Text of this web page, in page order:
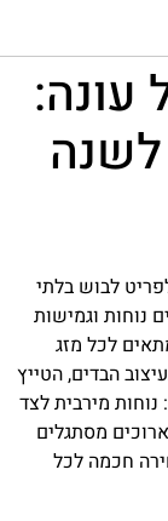
עונה:
לשנה
לבוש בלתי
נוחות וגמישות
לכל מזג
הבדים, הטייץ
מירבית לצד
מסתגלים
חכמה לכל